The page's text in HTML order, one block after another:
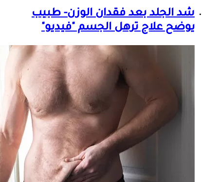
شدالجلدبعد فقدان الوزن- طبيب
يوضح علاج ترهل الجسم "فيديو"